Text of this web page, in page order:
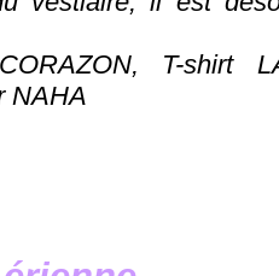
T-shirt
NAHA